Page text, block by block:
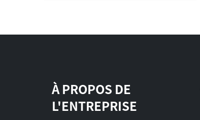
À PROPOS DE
L'ENTREPRISE